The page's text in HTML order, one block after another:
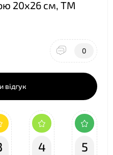
20х26 см, ТМ
0
відгук
4 5